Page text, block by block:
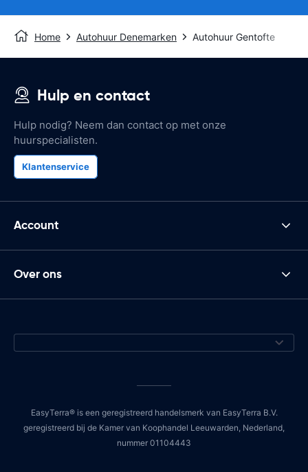
Home Autohuur Denemarken Autohuur Gentofte
Hulp en contact
Hulp nodig? Neem dan contact op met onze
huurspecialisten.
Klantenservice
Account
Over ons
EasyTerra® is een geregistreerd handelsmerk van EasyTerra B.V.
geregistreerd bij de Kamer van Koophandel Leeuwarden, Nederland,
nummer 01104443